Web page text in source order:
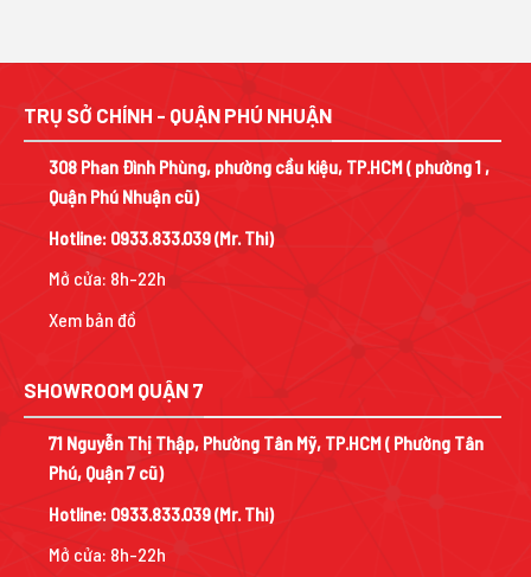
10.200.000 ₫.12.090.000 ₫.
TRỤ SỞ CHÍNH - QUẬN PHÚ NHUẬN
308 Phan Đình Phùng, phường cầu kiệu, TP.HCM ( phường 1 ,
Quận Phú Nhuận cũ)
Hotline: 0933.833.039(Mr. Thi)
Mở cửa: 8h-22h
Xem bản đồ
SHOWROOM QUẬN 7
71 Nguyễn Thị Thập, Phường Tân Mỹ, TP.HCM ( Phường Tân
Phú, Quận 7 cũ)
Hotline: 0933.833.039(Mr. Thi)
Mở cửa: 8h-22h